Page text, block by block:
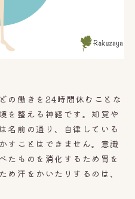
の働きを24時間休むことな
を整える神経です。知覚や
名前の通り、自律している
すことはできません。意識
たものを消化するため胃を
め汗をかいたりするのは、